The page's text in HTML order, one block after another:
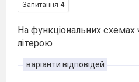
Запитання 4
На функціональних схемах
літерою
варіанти відповідей